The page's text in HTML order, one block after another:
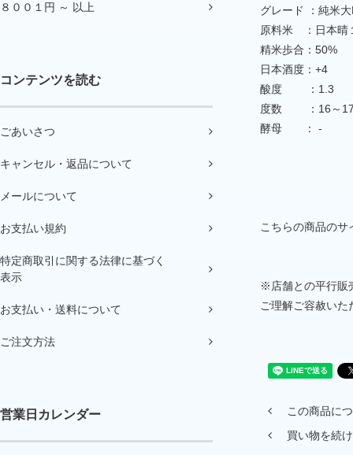
８００１円 ～ 以上
コンテンツを読む
ごあいさつ
キャンセル・返品について
メールについて
お支払い規約
特定商取引に関する法律に基づく
表示
お支払い・送料について
ご注文方法
営業日カレンダー
グレード ：純米
原料米 ：日本晴
精米歩合：50%
日本酒度：+4
酸度 ：1.3
度数 ：16～
酵母 ： -
こちらの商品の
※店舗との平行販
ご理解ご容赦い
この商品に
買い物を続